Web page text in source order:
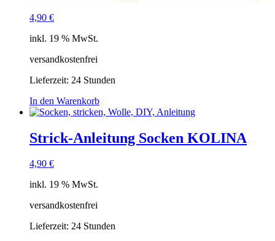
4,90 €
inkl. 19 % MwSt.
versandkostenfrei
Lieferzeit: 24 Stunden
In den Warenkorb
Strick-Anleitung Socken KOLINA
4,90 €
inkl. 19 % MwSt.
versandkostenfrei
Lieferzeit: 24 Stunden